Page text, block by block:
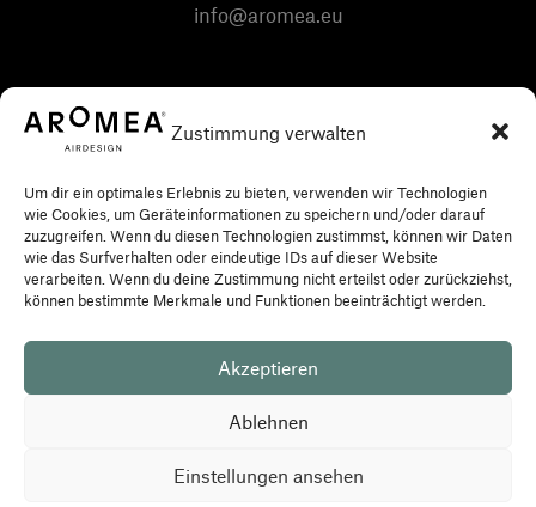
Zustimmung verwalten
Um dir ein optimales Erlebnis zu bieten, verwenden wir Technologien
wie Cookies, um Geräteinformationen zu speichern und/oder darauf
zuzugreifen. Wenn du diesen Technologien zustimmst, können wir Daten
wie das Surfverhalten oder eindeutige IDs auf dieser Website
verarbeiten. Wenn du deine Zustimmung nicht erteilst oder zurückziehst,
können bestimmte Merkmale und Funktionen beeinträchtigt werden.
Akzeptieren
Ablehnen
Einstellungen ansehen
info@aromea.eu
Datenschutz Impressum